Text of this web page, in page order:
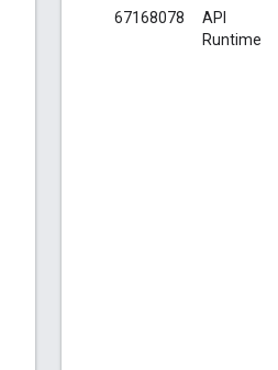
67168078
API
Runtime